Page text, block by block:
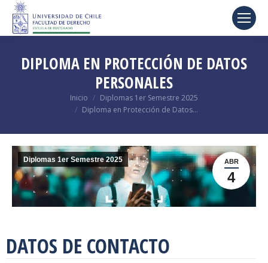
DIPLOMA EN PROTECCIÓN DE DATOS
PERSONALES
Inicio
Diplomas 1er Semestre 2025
Diploma en Protección de Datos…
ABR
4
Diplomas 1er Semestre 2025
DATOS DE CONTACTO